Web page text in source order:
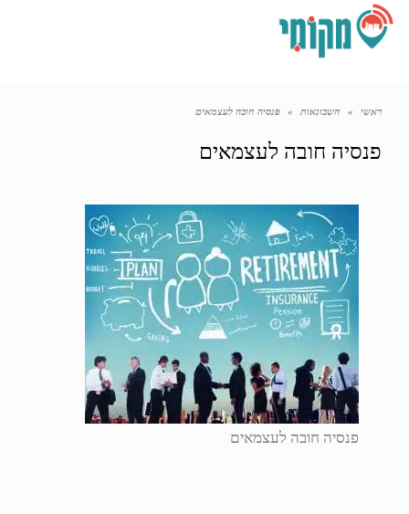
ראשי » חשבונאות » פנסיה חובה לעצמאים
פנסיה חובה לעצמאים
פנסיה חובה לעצמאים